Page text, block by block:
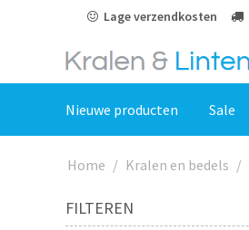
Lage verzendkosten
Nieuwe producten Sale
Home / Kralen en bedels /
FILTEREN